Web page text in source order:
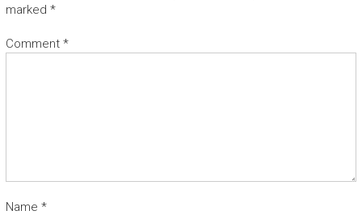
marked *
Comment *
Name *